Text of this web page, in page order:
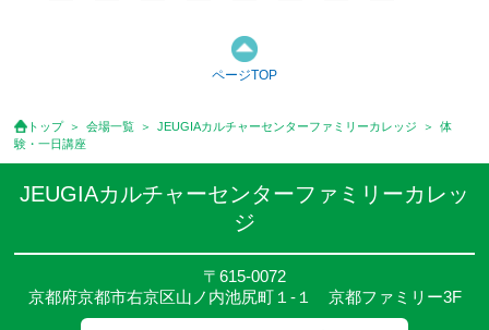
ページTOP
トップ 会場一覧 JEUGIAカルチャーセンターファミリーカレッジ
体
験・一日講座
JEUGIAカルチャーセンターファミリーカレッ
ジ
〒615-0072
京都府京都市右京区山ノ内池尻町１-１ 京都ファミリー3F